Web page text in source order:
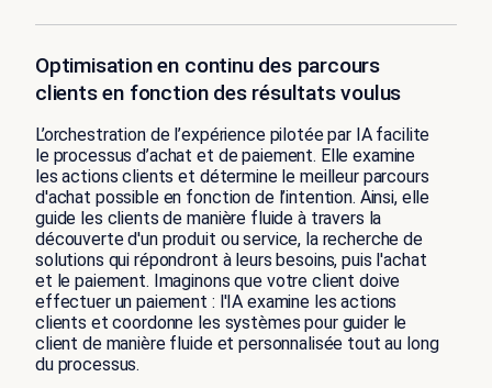
Optimisation en continu des parcours
clients en fonction des résultats voulus
L’orchestration de l’expérience pilotée par IA facilite
le processus d’achat et de paiement. Elle examine
les actions clients et détermine le meilleur parcours
d'achat possible en fonction de l’intention. Ainsi, elle
guide les clients de manière fluide à travers la
découverte d'un produit ou service, la recherche de
solutions qui répondront à leurs besoins, puis l'achat
et le paiement. Imaginons que votre client doive
effectuer un paiement : l'IA examine les actions
clients et coordonne les systèmes pour guider le
client de manière fluide et personnalisée tout au long
du processus.